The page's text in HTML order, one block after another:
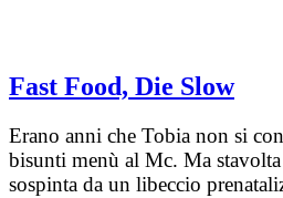
Fast Food, Die Slow
Erano anni che Tobia non si
bisunti menù al Mc. Ma
sospinta da un libeccio